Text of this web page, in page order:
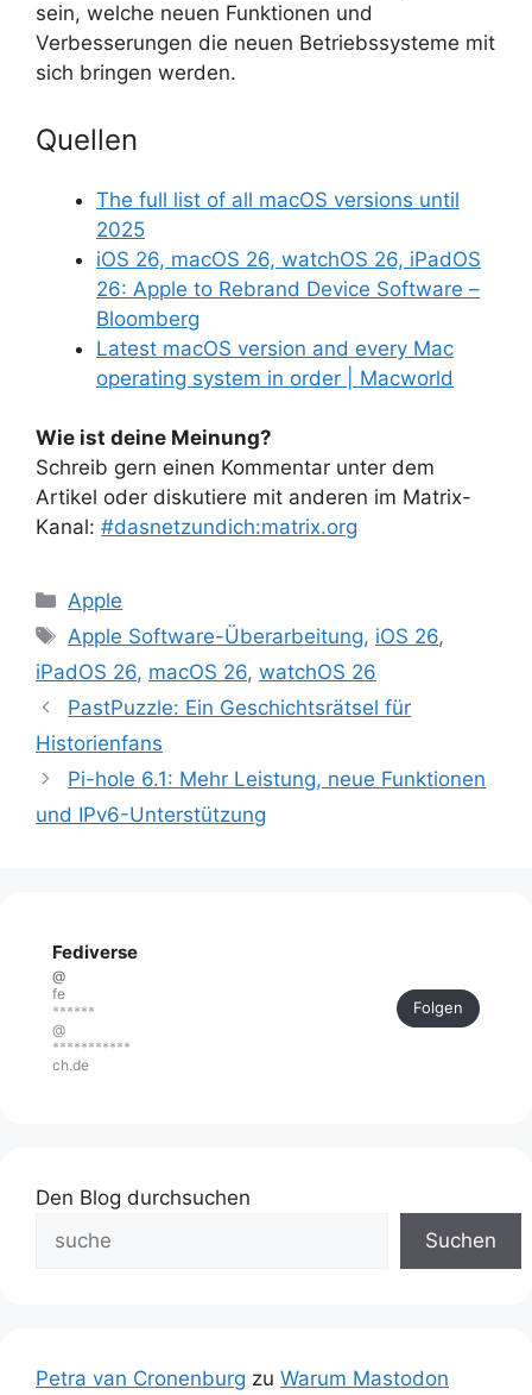
sein, welche neuen Funktionen und
Verbesserungen die neuen Betriebssysteme mit
sich bringen werden.
Quellen
The full list of all macOS versions until
2025
iOS 26, macOS 26, watchOS 26, iPadOS
26: Apple to Rebrand Device Software –
Bloomberg
Latest macOS version and every Mac
operating system in order | Macworld
Wie ist deine Meinung?
Schreib gern einen Kommentar unter dem
Artikel oder diskutiere mit anderen im Matrix-
Kanal: #dasnetzundich:matrix.org
Kategorien
Apple
Schlagwörter
Apple Software-Überarbeitung, iOS 26,
iPadOS 26, macOS 26, watchOS 26
PastPuzzle: Ein Geschichtsrätsel für
Historienfans
Pi-hole 6.1: Mehr Leistung, neue Funktionen
und IPv6-Unterstützung
Fediverse
@
fe
******
@
***********
ch.de
Folgen
Den Blog durchsuchen
Suchen
Petra van Cronenburg zu Warum Mastodon